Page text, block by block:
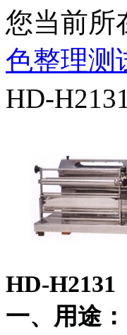
您当前所
色整理测
HD-
HD-
一、用途：